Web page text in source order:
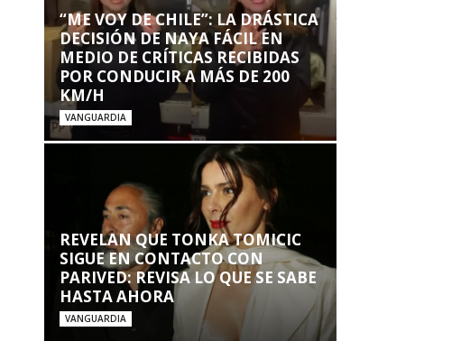
“ME VOY DE CHILE”: LA DRÁSTICA
DECISIÓN DE NAYA FÁCIL EN
MEDIO DE CRÍTICAS RECIBIDAS
POR CONDUCIR A MÁS DE 200
KM/H
VANGUARDIA
REVELAN QUE TONKA TOMICIC
SIGUE EN CONTACTO CON
PARIVED: REVISA LO QUE SE SABE
HASTA AHORA
VANGUARDIA